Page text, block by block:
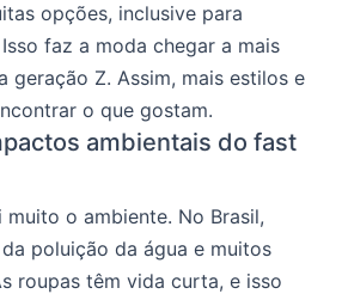
opções, inclusive para
faz a moda chegar a mais
geração Z. Assim, mais estilos e
o que gostam.
ambientais do fast
o ambiente. No Brasil,
poluição da água e muitos
roupas têm vida curta, e isso